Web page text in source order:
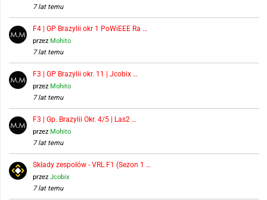
7 lat temu
F4 | GP Brazylii okr 1 PoWiEEE Ra …
przez Mohito
7 lat temu
F3 | GP Brazylii okr. 11 | Jcobix …
przez Mohito
7 lat temu
F3 | Gp. Brazylii Okr. 4/5 | Las2 …
przez Mohito
7 lat temu
Składy zespołów - VRL F1 (Sezon 1 …
przez Jcobix
7 lat temu